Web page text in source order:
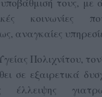
κοινωνίες
αναγκαίες
Πολιχνίτου,
σε εξαιρετικά